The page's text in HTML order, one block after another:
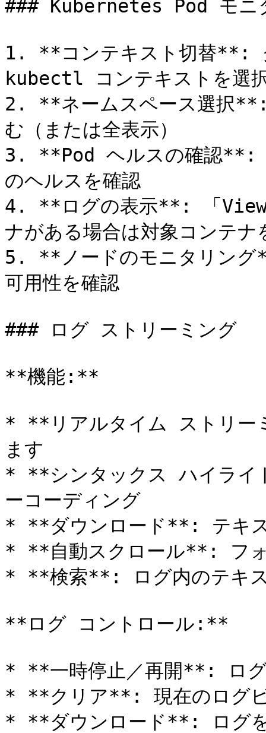
### Kubernetes Pod モニ
1. **コンテキスト切替**:
kubectl コンテキストを選
2. **ネームスペース選択
む（または全表示）
3. **Pod ヘルスの確認**:
のヘルスを確認
4. **ログの表示**: 「View
ナがある場合は対象コンテナ
5. **ノードのモニタリング
可用性を確認
### ログ ストリーミング
**機能:**
* **リアルタイム ストリー
ます
* **シンタックス ハイライ
ーコーディング
* **ダウンロード**: テキス
* **自動スクロール**: フォ
* **検索**: ログ内のテキス
**ログ コントロール:**
* **一時停止／再開**: ログ
* **クリア**: 現在のログビ
* **ダウンロード**: ログ